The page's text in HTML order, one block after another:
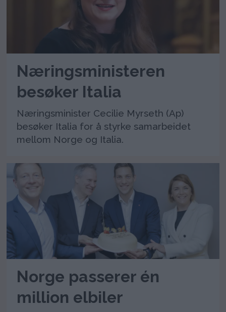
Næringsministeren
besøker Italia
Næringsminister Cecilie Myrseth (Ap)
besøker Italia for å styrke samarbeidet
mellom Norge og Italia.
Norge passerer én
million elbiler